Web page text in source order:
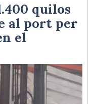
quilos
al port per
el